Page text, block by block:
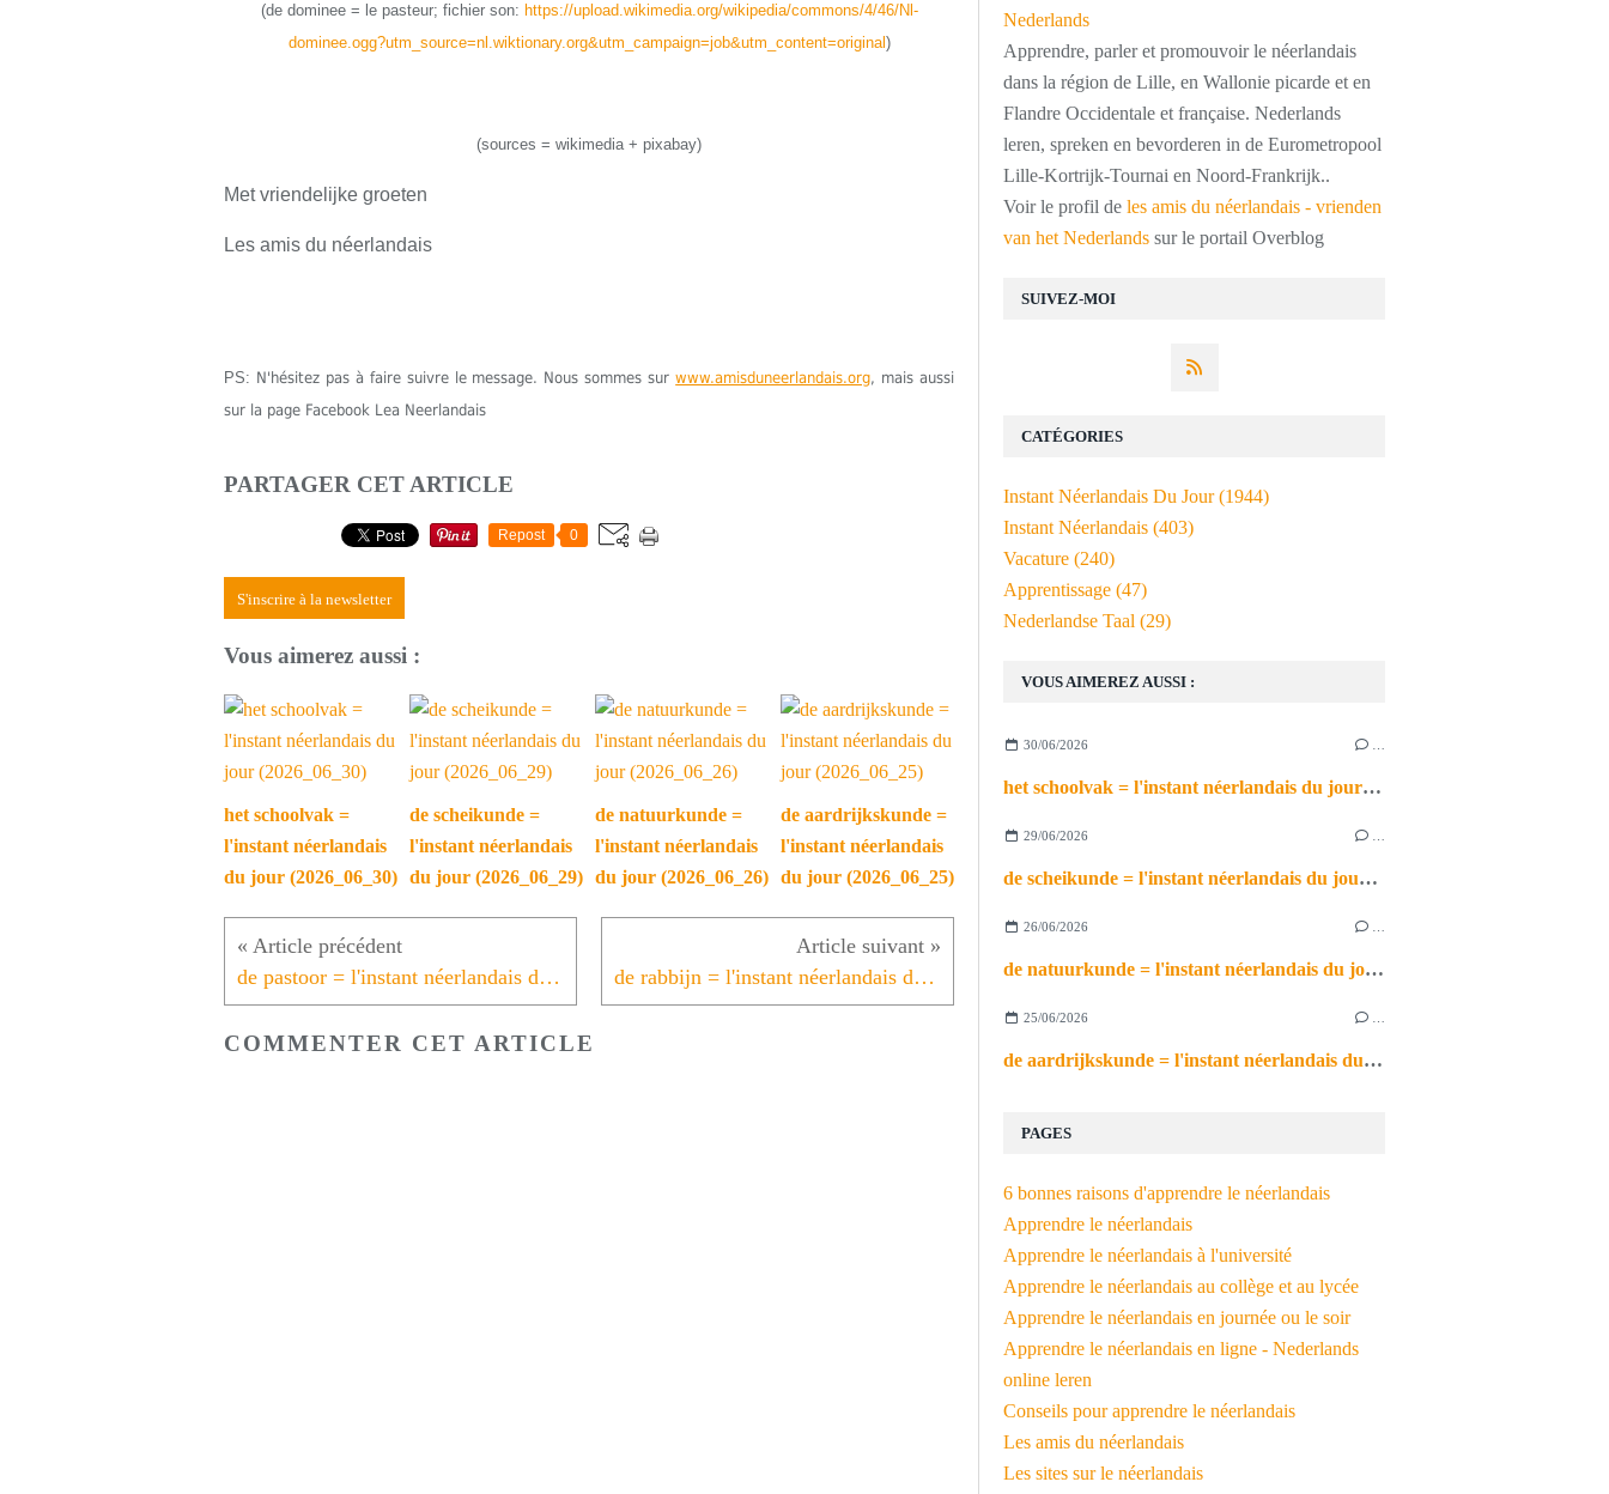
(de dominee = le pasteur; fichier son: https://upload.wikimedia.org/wikipedia/commons/4/46/Nl-
dominee.ogg?utm_source=nl.wiktionary.org&utm_campaign=job&utm_content=original)
(sources = wikimedia + pixabay)
Met vriendelijke groeten
Les amis du néerlandais
PS: N'hésitez pas à faire suivre le message. Nous sommes surwww.amisduneerlandais.org, mais aussi
sur la page Facebook Lea Neerlandais
PARTAGER CET ARTICLE
Repost 0
S'inscrire à la newsletter
Vous aimerez aussi :
het schoolvak =
l'instant néerlandais
du jour (2026_06_30)
de scheikunde =
l'instant néerlandais
du jour (2026_06_29)
de natuurkunde =
l'instant néerlandais
du jour (2026_06_26)
de aardrijkskunde =
l'instant néerlandais
du jour (2026_06_25)
de pastoor = l'instant néerlandais du jour (2026_05_27) de rabbijn = l'instant néerlandais du jour (2026_05_29)
COMMENTER CET ARTICLE
SUIVEZ-MOI
Apprendre, parler et promouvoir le néerlandais
dans la région de Lille, en Wallonie picarde et en
Flandre Occidentale et française. Nederlands
leren, spreken en bevorderen in de Eurometropool
Lille-Kortrijk-Tournai en Noord-Frankrijk..
Voir le profil de les amis du néerlandais - vrienden
van het Nederlands sur le portail Overblog
VOUS AIMEREZ AUSSI :
30/06/2026
het schoolvak = l'instant néerlandais du jour (2026_06_30)
29/06/2026
de scheikunde = l'instant néerlandais du jour (2026_06_29)
26/06/2026
de natuurkunde = l'instant néerlandais du jour (2026_06_26)
25/06/2026
de aardrijkskunde = l'instant néerlandais du jour (2026_06_25)
PAGES
6 bonnes raisons d'apprendre le néerlandais
Apprendre le néerlandais
Apprendre le néerlandais à l'université
Apprendre le néerlandais au collège et au lycée
Apprendre le néerlandais en journée ou le soir
Apprendre le néerlandais en ligne - Nederlands
online leren
Conseils pour apprendre le néerlandais
Les amis du néerlandais
Les sites sur le néerlandais
CATÉGORIES
Instant Néerlandais Du Jour(1944)
Instant Néerlandais (403)
Vacature (240)
Apprentissage (47)
Nederlandse Taal (29)